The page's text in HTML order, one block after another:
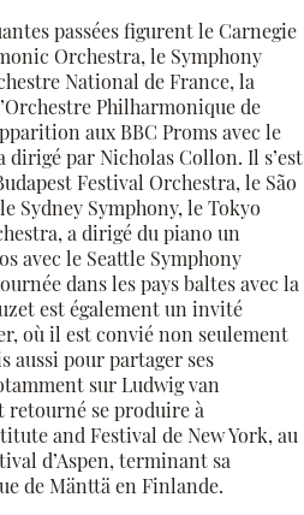
passées figurent le Carnegie
Orchestra, le Symphony
National de France, la
Philharmonique de
aux BBC Proms avec le
par Nicholas Collon. Il s’est
Festival Orchestra, le São
Sydney Symphony, le Tokyo
a dirigé du piano un
avec le Seattle Symphony
dans les pays baltes avec la
est également un invité
où il est convié non seulement
aussi pour partager ses
sur Ludwig van
retourné se produire à
and Festival de New York, au
d’Aspen, terminant sa
de Mänttä en Finlande.